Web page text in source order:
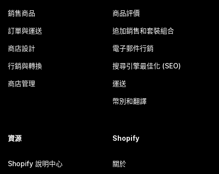
銷售商品
訂單與運送
商店設計
行銷與轉換
商店管理
商品評價
追加銷售和套裝組合
電子郵件行銷
搜尋引擎最佳化 (SEO)
運送
幣別和翻譯
資源
Shopify 說明中心
Shopify
關於